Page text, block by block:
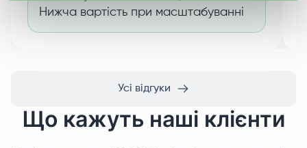
Нижча вартість при масштабуванні
Усі відгуки
Що кажуть наші клієнти